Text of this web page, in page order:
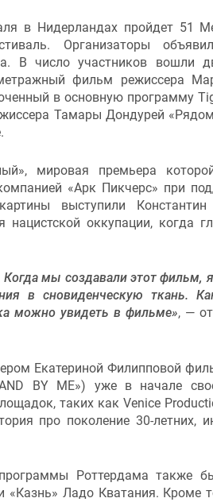
в Нидерландах пройдет 51
Организаторы
В число участников вошли
фильм режиссера
в основную программу
Тамары Дондурей
мировая премьера
«Арк Пикчерс» при
выступили
оккупации, когда
мы создавали этот фильм,
в сновиденческую ткань.
можно увидеть в фильме», —
Екатериной Филипповой
BY ME») уже в начале
таких как Venice
про поколение 30-летних,
Роттердама также
«Казнь» Ладо Кватания. Кроме